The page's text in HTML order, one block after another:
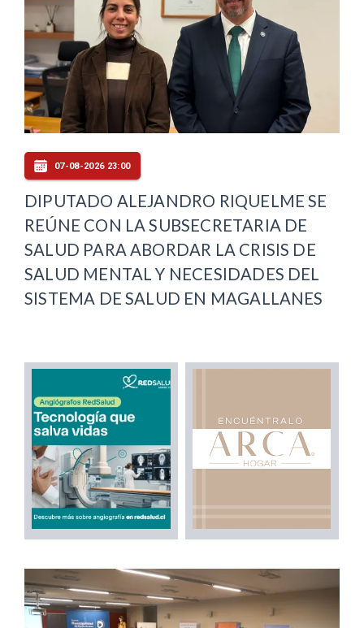
07-08-2026 23:00
DIPUTADO ALEJANDRO RIQUELME SE
REÚNE CON LA SUBSECRETARIA DE
SALUD PARA ABORDAR LA CRISIS DE
SALUD MENTAL Y NECESIDADES DEL
SISTEMA DE SALUD EN MAGALLANES